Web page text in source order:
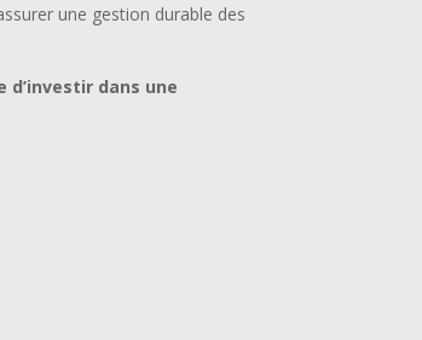
une gestion durable des
d’investir dans une